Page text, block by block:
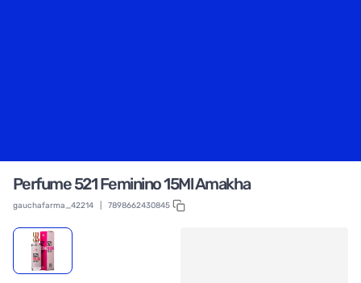
Perfume 521 Feminino 15Ml Amakha
gauchafarma_42214 7898662430845